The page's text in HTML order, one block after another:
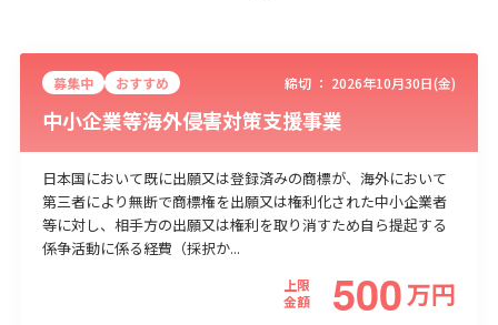
業種
物流・運輸業 製造業 情報通信業 卸売･小売業
飲食業
建設･不動産業
サービス業 医療･福祉 農業･林業
漁業
宿泊･旅館業
その他
募集中 おすすめ 締切 ： 2026年10月30日(金)
中小企業等海外侵害対策支援事業
日本国において既に出願又は登録済みの商標が、海外において
第三者により無断で商標権を出願又は権利化された中小企業者
等に対し、相手方の出願又は権利を取り消すため自ら提起する
係争活動に係る経費（採択か...
上限
金額
500万円